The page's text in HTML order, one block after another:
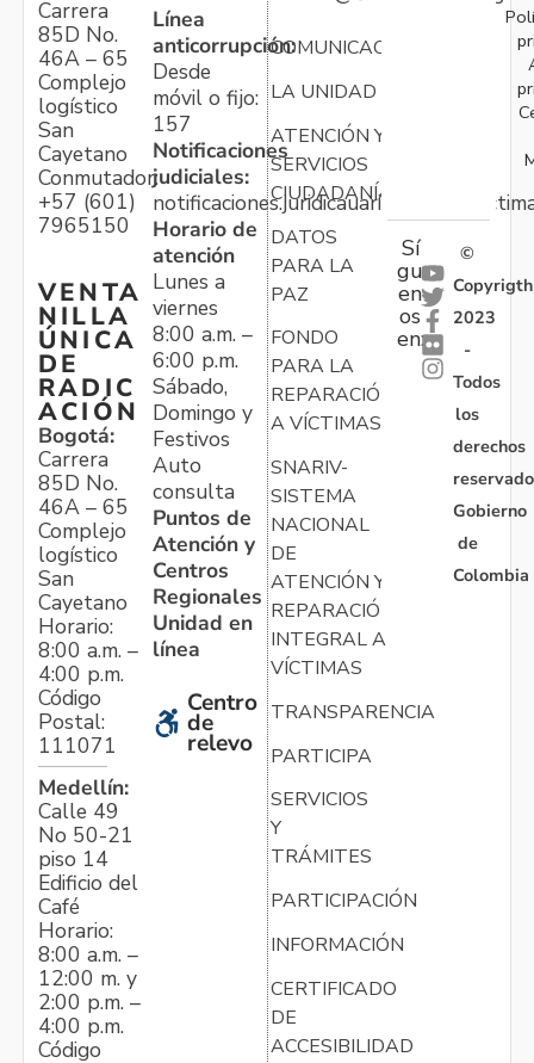
Carrera
85D No.
46A – 65
Complejo
logístico
San
Cayetano
Conmutador:
+57 (601)
7965150
VENTA
NILLA
ÚNICA
DE
RADIC
ACIÓN
Bogotá:
Carrera
85D No.
46A – 65
Complejo
logístico
San
Cayetano
Horario:
8:00 a.m. –
4:00 p.m.
Código
Postal:
111071
Medellín:
Calle 49
No 50-21
piso 14
Edificio del
Café
Horario:
8:00 a.m. –
12:00 m. y
2:00 p.m. –
4:00 p.m.
Código
Línea
anticorrupción:
Desde
móvil o fijo:
157
Notificaciones
judiciales:
Horario de
atención
Lunes a
viernes
8:00 a.m. –
6:00 p.m.
Sábado,
Domingo y
Festivos
Auto
consulta
Puntos de
Atención y
Centros
Regionales
Unidad en
línea
Centro
de
relevo
COMUNICACIONES
LA UNIDAD
ATENCIÓN Y
SERVICIOS
CIUDADANÍA
DATOS
PARA LA
PAZ
FONDO
PARA LA
REPARACIÓN
A VÍCTIMAS
SNARIV-
SISTEMA
NACIONAL
DE
ATENCIÓN Y
REPARACIÓN
INTEGRAL A
VÍCTIMAS
TRANSPARENCIA
PARTICIPA
SERVICIOS
Y
TRÁMITES
PARTICIPACIÓN
INFORMACIÓN
CERTIFICADO
DE
ACCESIBILIDAD
Sí
gu
en
os
en:
©
Copyrigth
2023
-
Todos
los
derechos
Gobierno
de
Colombia